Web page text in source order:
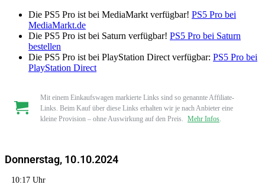
Die PS5 Pro ist bei MediaMarkt verfügbar! PS5 Pro bei
MediaMarkt.de
Die PS5 Pro ist bei Saturn verfügbar! PS5 Pro bei Saturn
bestellen
Die PS5 Pro ist bei PlayStation Direct verfügbar: PS5 Pro bei
PlayStation Direct
Mit einem Einkaufswagen markierte Links sind so genannte Affiliate-
Links. Beim Kauf über diese Links erhalten wir je nach Anbieter eine
kleine Provision – ohne Auswirkung auf den Preis.
Mehr Infos
Donnerstag, 10.10.2024
10:17 Uhr